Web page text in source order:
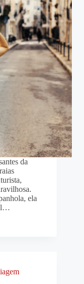
da
ela